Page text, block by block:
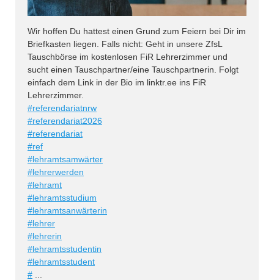
Wir hoffen Du hattest einen Grund zum Feiern bei Dir im
Briefkasten liegen. Falls nicht: Geht in unsere ZfsL
Tauschbörse im kostenlosen FiR Lehrerzimmer und
sucht einen Tauschpartner/eine Tauschpartnerin. Folgt
einfach dem Link in der Bio im linktr.ee ins FiR
Lehrerzimmer.
#referendariatnrw
#referendariat2026
#referendariat
#ref
#lehramtsamwärter
#lehrerwerden
#lehramt
#lehramtsstudium
#lehramtsanwärterin
#lehrer
#lehrerin
#lehramtsstudentin
#lehramtsstudent
#